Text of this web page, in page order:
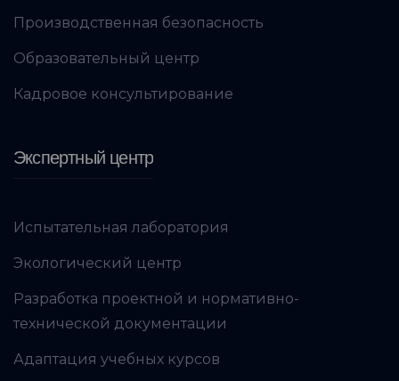
Производственная безопасность
Образовательный центр
Кадровое консультирование
Экспертный центр
Испытательная лаборатория
Экологический центр
Разработка проектной и нормативно-
технической документации
Адаптация учебных курсов